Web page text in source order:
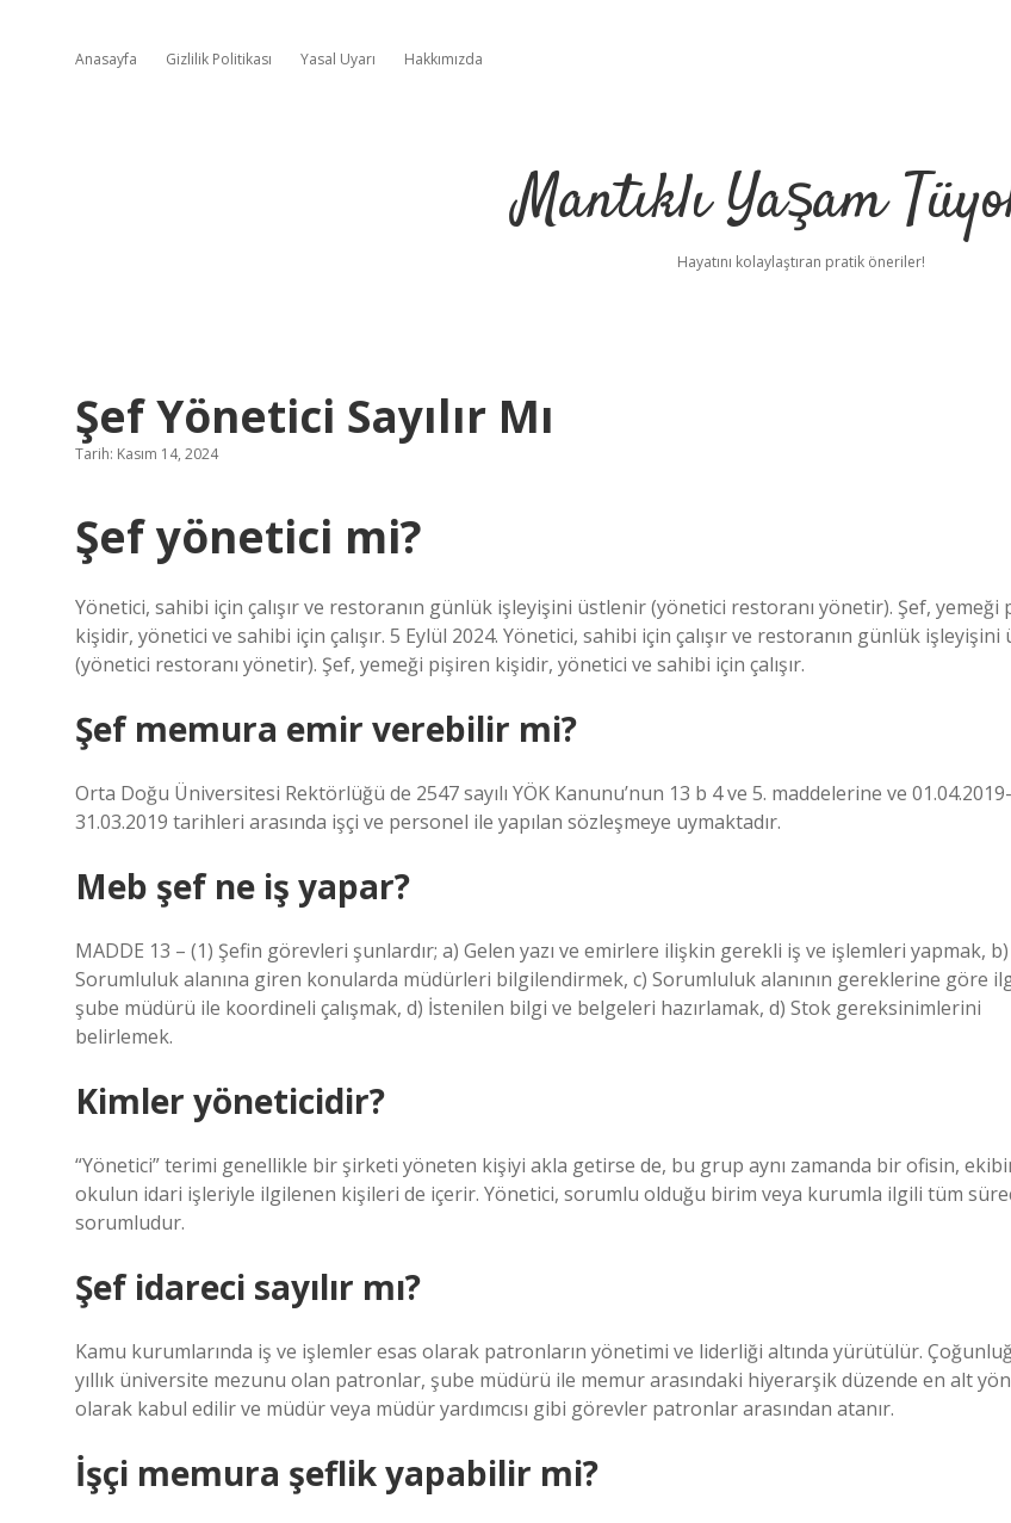
Anasayfa Gizlilik Politikası Yasal Uyarı Hakkımızda
Mantıklı Yaşam
Hayatını kolaylaştıran pratik öneriler!
Şef Yönetici Sayılır Mı
Tarih: Kasım 14, 2024
Şef yönetici mi?
Yönetici, sahibi için çalışır ve restoranın günlük işleyişini üstlenir (yönetici restoranı yönetir). Şef, yemeği
kişidir, yönetici ve sahibi için çalışır. 5 Eylül 2024. Yönetici, sahibi için çalışır ve restoranın günlük
(yönetici restoranı yönetir). Şef, yemeği pişiren kişidir, yönetici ve sahibi için çalışır.
Şef memura emir verebilir mi?
Orta Doğu Üniversitesi Rektörlüğü de 2547 sayılı YÖK Kanunu’nun 13 b 4 ve 5. maddelerine ve 01.04.2019-
31.03.2019 tarihleri ​​arasında işçi ve personel ile yapılan sözleşmeye uymaktadır.
Meb şef ne iş yapar?
MADDE 13 – (1) Şefin görevleri şunlardır; a) Gelen yazı ve emirlere ilişkin gerekli iş ve işlemleri yapmak, b)
Sorumluluk alanına giren konularda müdürleri bilgilendirmek, c) Sorumluluk alanının gereklerine göre
şube müdürü ile koordineli çalışmak, d) İstenilen bilgi ve belgeleri hazırlamak, d) Stok gereksinimlerini
belirlemek.
Kimler yöneticidir?
“Yönetici” terimi genellikle bir şirketi yöneten kişiyi akla getirse de, bu grup aynı zamanda bir ofisin,
okulun idari işleriyle ilgilenen kişileri de içerir. Yönetici, sorumlu olduğu birim veya kurumla ilgili tüm
sorumludur.
Şef idareci sayılır mı?
Kamu kurumlarında iş ve işlemler esas olarak patronların yönetimi ve liderliği altında yürütülür.
yıllık üniversite mezunu olan patronlar, şube müdürü ile memur arasındaki hiyerarşik düzende en alt
olarak kabul edilir ve müdür veya müdür yardımcısı gibi görevler patronlar arasından atanır.
İşçi memura şeflik yapabilir mi?